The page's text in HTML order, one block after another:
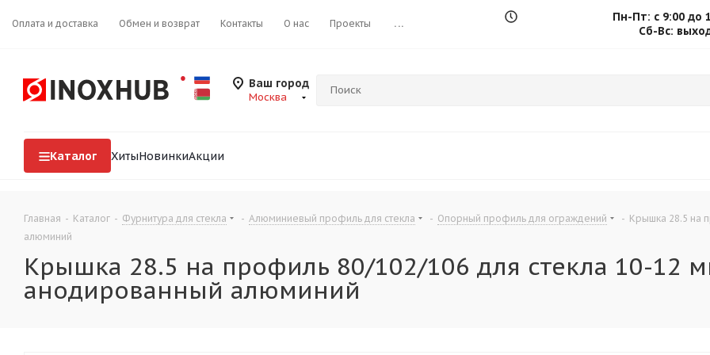
Оплата и доставка Обмен и возврат Контакты О нас Проекты ...
Пн-Пт: с 9:00 до
Сб-Вс:
Ваш город
Москва
Каталог ХитыНовинкиАкции
Главная - Каталог - Фурнитура для стекла - Алюминиевый профиль для стекла - Опорный профиль для ограждений - Крышка 28.5 на
алюминий
Крышка 28.5 на профиль 80/102/106 для стекла 10-12
анодированный алюминий